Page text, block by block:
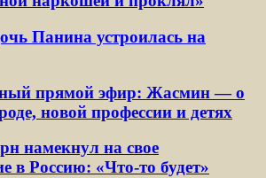
Панина устроилась на
прямой эфир: Жасмин — о
новой профессии и детях
намекнул на свое
в Россию: «Что-то будет»